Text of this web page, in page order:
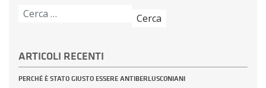
Ricerca
ARTICOLI RECENTI
PERCHÉ È STATO GIUSTO ESSERE ANTIBERLUSCONIANI